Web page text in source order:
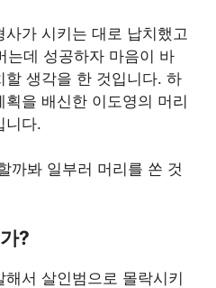
가 시키는 대로 납치했고
는데 성공하자 마음이 바
할 생각을 한 것입니다. 하
을 배신한 이도영의 머리
니다.
까봐 일부러 머리를 쏜 것
?
서 살인범으로 몰락시키